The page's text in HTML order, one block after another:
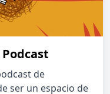
de
ser un espacio de